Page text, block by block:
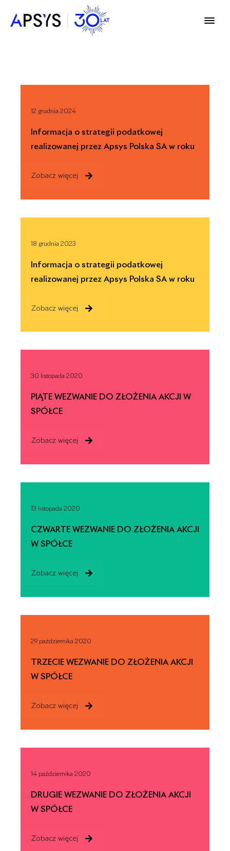
12 grudnia 2024
Informacja o strategii podatkowej
realizowanej przez Apsys Polska SA w roku
Zobacz więcej
18 grudnia 2023
Informacja o strategii podatkowej
realizowanej przez Apsys Polska SA w roku
Zobacz więcej
30 listopada 2020
PIĄTE WEZWANIE DO ZŁOŻENIA AKCJI W
SPÓŁCE
Zobacz więcej
13 listopada 2020
CZWARTE WEZWANIE DO ZŁOŻENIA AKCJI
W SPÓŁCE
Zobacz więcej
29 października 2020
TRZECIE WEZWANIE DO ZŁOŻENIA AKCJI
W SPÓŁCE
Zobacz więcej
14 października 2020
DRUGIE WEZWANIE DO ZŁOŻENIA AKCJI
W SPÓŁCE
Zobacz więcej